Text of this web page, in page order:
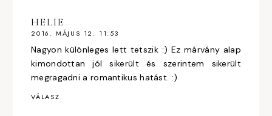
HELIE
2016. MÁJUS 12. 11:53
Nagyon különleges lett tetszik :) Ez márvány alap
kimondottan jól sikerült és szerintem sikerült
megragadni a romantikus hatást. :)
VÁLASZ